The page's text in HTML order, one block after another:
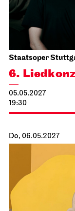
Staatsoper
6.
05.05.2027
19:30
Do, 06.05.2027